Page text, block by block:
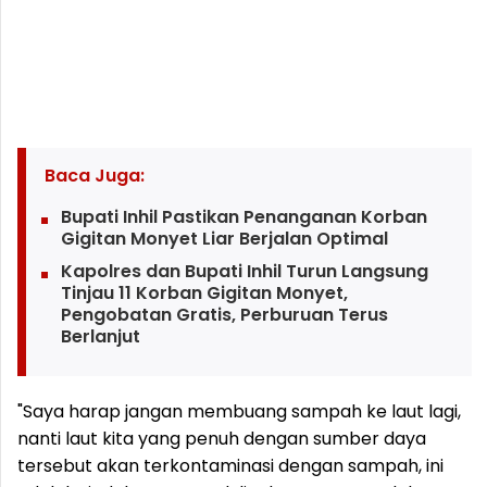
Baca Juga:
Bupati Inhil Pastikan Penanganan Korban
Gigitan Monyet Liar Berjalan Optimal
Kapolres dan Bupati Inhil Turun Langsung
Tinjau 11 Korban Gigitan Monyet,
Pengobatan Gratis, Perburuan Terus
Berlanjut
"Saya harap jangan membuang sampah ke laut lagi,
nanti laut kita yang penuh dengan sumber daya
tersebut akan terkontaminasi dengan sampah, ini